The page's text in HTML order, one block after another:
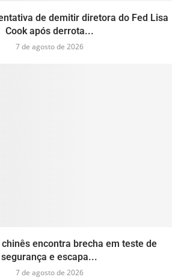
de demitir diretora do Fed Lisa
Cook após derrota...
7 de agosto de 2026
encontra brecha em teste de
segurança e escapa...
7 de agosto de 2026